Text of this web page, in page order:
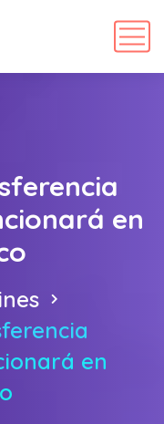
en
en